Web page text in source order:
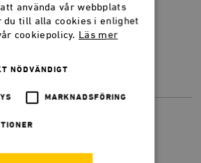
podcasten Budoarstämning
att använda vår webbplats
du till alla cookies i enlighet
cookiepolicy. Läs mer
NÖDVÄNDIGT
MARKNADSFÖRING